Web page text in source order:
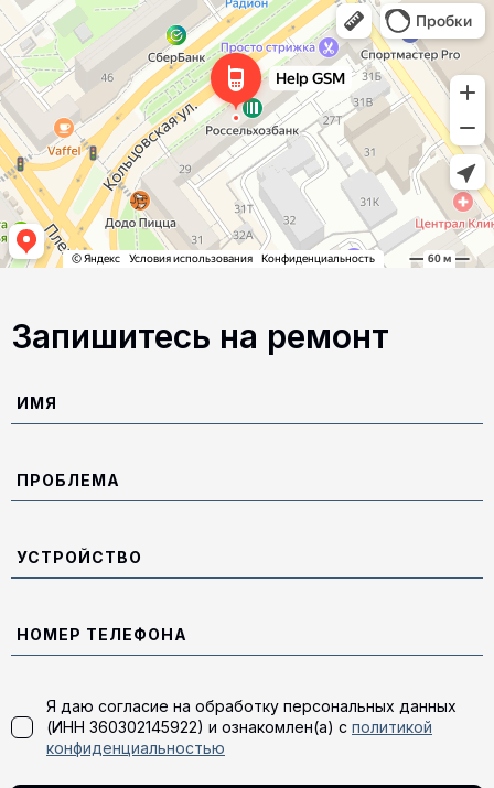
Запишитесь на ремонт
Я даю согласие на обработку персональных данных
(ИНН 360302145922) и ознакомлен(а) с политикой
конфиденциальностью